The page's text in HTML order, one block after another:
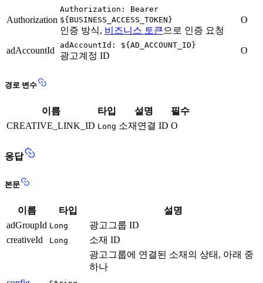
Authorization
Authorization: Bearer
${BUSINESS_ACCESS_TOKEN}
인증 방식, 비즈니스 토큰으로 인증 요청
O
adAccountId
adAccountId: ${AD_ACCOUNT_ID}
광고계정 ID
O
경로 변수
이름 타입 설명
필수
CREATIVE_LINK_ID Long 소재연결 ID O
응답
본문
이름 타입
설명
adGroupId Long
광고그룹 ID
creativeId
Long 소재 ID
광고그룹에 연결된 소재의 상태, 아래 중
하나